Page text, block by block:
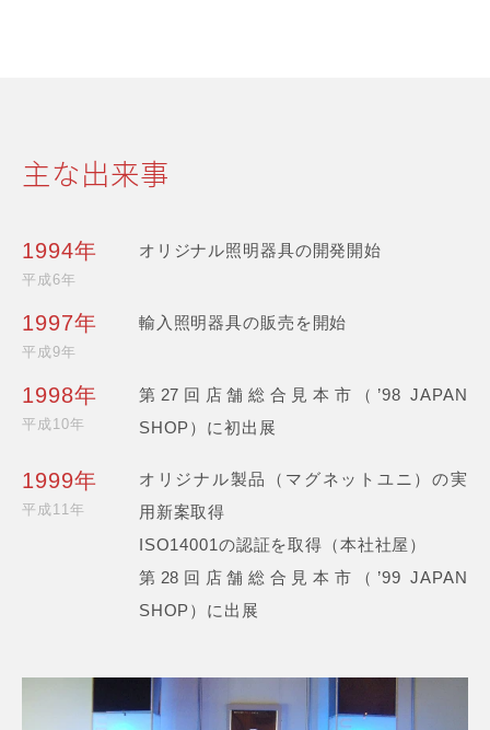
主な出来事
1994年
平成6年
オリジナル照明器具の開発開始
1997年
平成9年
輸入照明器具の販売を開始
1998年
平成10年
第27回店舗総合見本市（’98 JAPAN
SHOP）に初出展
1999年
平成11年
オリジナル製品（マグネットユニ）の実
用新案取得
ISO14001の認証を取得（本社社屋）
第28回店舗総合見本市（’99 JAPAN
SHOP）に出展